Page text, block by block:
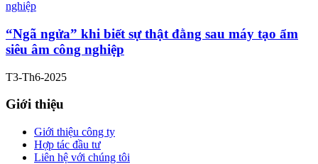
“Ngã ngửa” khi biết sự thật đằng sau máy tạo ẩm
siêu âm công nghiệp
T3-Th6-2025
Giới thiệu
Giới thiệu công ty
Hợp tác đầu tư
Liên hệ với chúng tôi